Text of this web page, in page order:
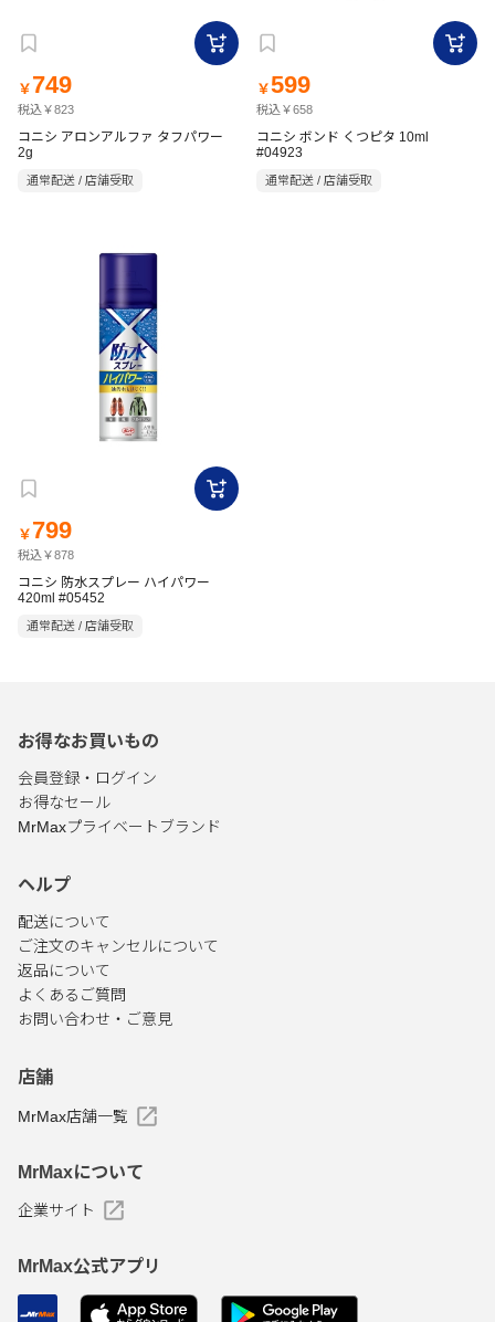
￥ 749
税込￥823
コニシ アロンアルファ タフパワー
2g
通常配送 / 店舗受取
￥599
税込￥658
コニシ ボンド くつピタ 10ml
#04923
通常配送 / 店舗受取
￥ 799
税込￥878
コニシ 防水スプレー ハイパワー
420ml #05452
通常配送 / 店舗受取
お得なお買いもの
会員登録・ログイン
お得なセール
MrMaxプライベートブランド
ヘルプ
配送について
ご注文のキャンセルについて
返品について
よくあるご質問
お問い合わせ・ご意見
店舗
MrMax店舗一覧
MrMaxについて
企業サイト
MrMax公式アプリ